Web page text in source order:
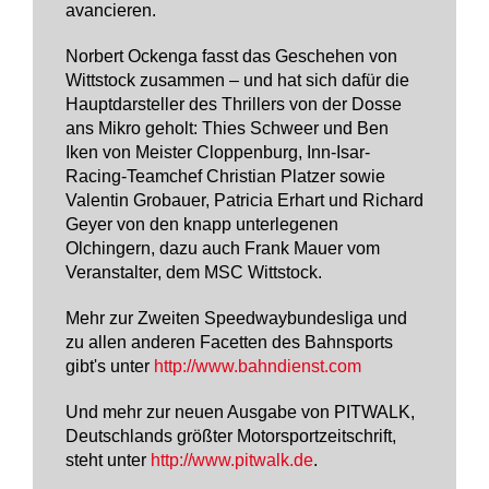
avancieren.
Norbert Ockenga fasst das Geschehen von
Wittstock zusammen – und hat sich dafür die
Hauptdarsteller des Thrillers von der Dosse
ans Mikro geholt: Thies Schweer und Ben
Iken von Meister Cloppenburg, Inn-Isar-
Racing-Teamchef Christian Platzer sowie
Valentin Grobauer, Patricia Erhart und Richard
Geyer von den knapp unterlegenen
Olchingern, dazu auch Frank Mauer vom
Veranstalter, dem MSC Wittstock.
Mehr zur Zweiten Speedwaybundesliga und
zu allen anderen Facetten des Bahnsports
gibt's unter http://www.bahndienst.com
Und mehr zur neuen Ausgabe von PITWALK,
Deutschlands größter Motorsportzeitschrift,
steht unter http://www.pitwalk.de.